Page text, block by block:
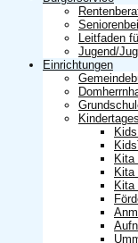
Leitfaden
Jugend/
Einrichtungen
Kita
Kita